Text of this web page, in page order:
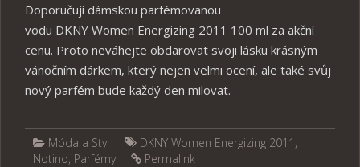
Doporučuji dámskou parfémovanou
vodu DKNY Women Energizing 2011 100 ml za akční
cenu. Proto neváhejte obdarovat svoji lásku krásným
vánočním dárkem, který nejen velmi ocení, ale také svůj
nový parfém bude každý den milovat.
Móda a Styl DKNY Women Energizing 2011 ,
Notino, Parfémy Permalink